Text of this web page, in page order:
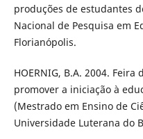
produções de estudantes
Nacional de Pesquisa em
Florianópolis.
HOERNIG, B.A. 2004.
promover a iniciação à
(Mestrado em Ensino de
Universidade Luterana do